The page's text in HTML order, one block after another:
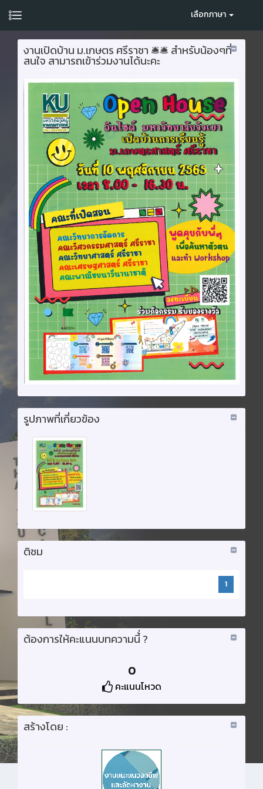
เลือกภาษา
งานเปิดบ้าน ม.เกษตร ศรีราชา 🛎🛎 สำหรับน้องๆที่
สนใจ สามารถเข้าร่วมงานได้นะคะ
รูปภาพที่เกี่ยวข้อง
ติชม
1
ต้องการให้คะแนนบทความนี้่ ?
0
คะแนนโหวด
สร้างโดย :